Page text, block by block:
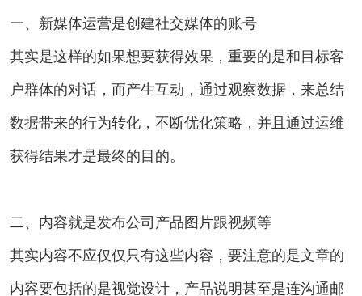
一、新媒体运营是创建社交媒体的账号
其实是这样的如果想要获得效果，重要的是和目标客
户群体的对话，而产生互动，通过观察数据，来总结
数据带来的行为转化，不断优化策略，并且通过运维
获得结果才是最终的目的。
二、内容就是发布公司产品图片跟视频等
其实内容不应仅仅只有这些内容，要注意的是文章的
内容要包括的是视觉设计，产品说明甚至是连沟通邮